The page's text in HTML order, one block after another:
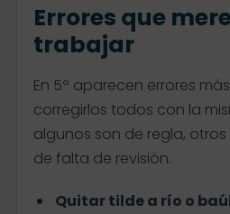
Errores que
trabajar
En 5º aparecen errores
corregirlos todos con la
algunos son de regla,
de falta de revisión.
Quitar tilde a río o